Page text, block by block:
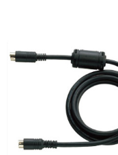
2ヶ月
3ヶ月
4ヶ月
5ヶ月